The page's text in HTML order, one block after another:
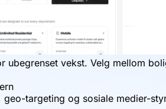
vekst. Velg mellom
targeting og sosiale medier-